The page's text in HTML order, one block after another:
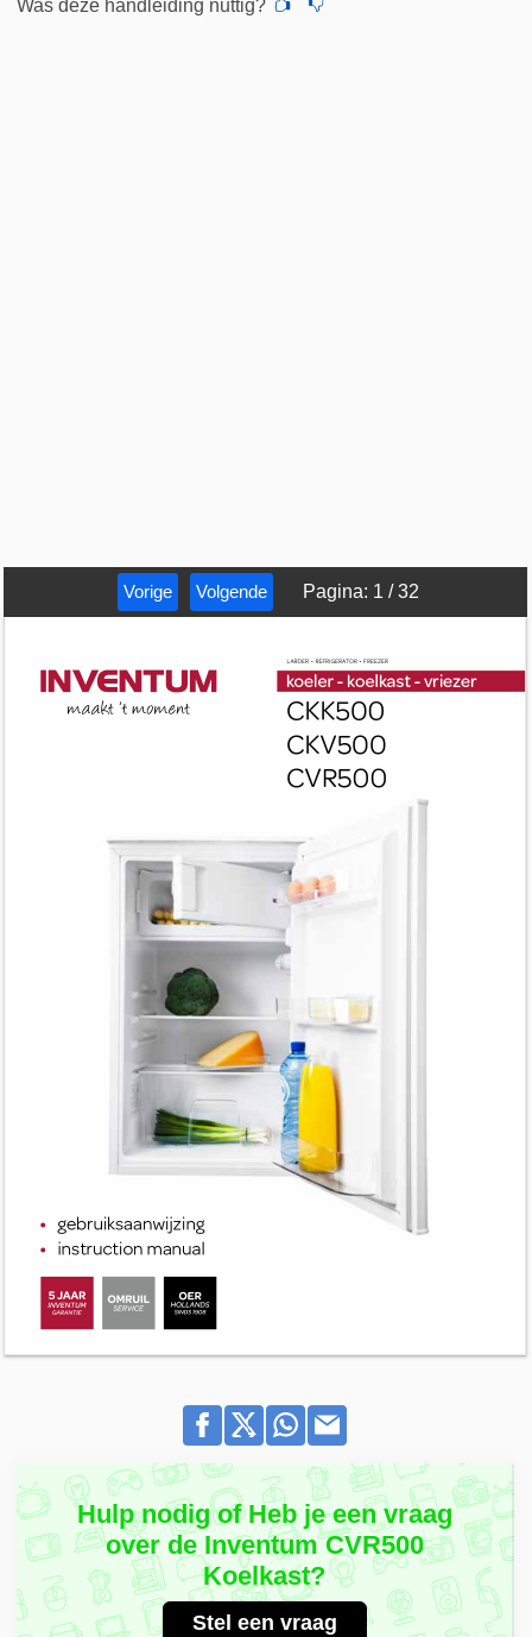
Was deze handleiding nuttig?
Vorige Volgende Pagina: 1 /32
Hulp nodig of Heb je een vraag
over de Inventum CVR500
Koelkast?
Stel een vraag